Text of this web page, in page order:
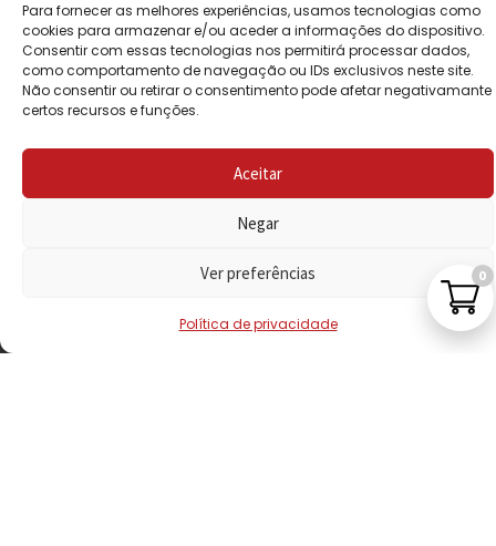
Para fornecer as melhores experiências, usamos tecnologias como
cookies para armazenar e/ou aceder a informações do dispositivo.
Consentir com essas tecnologias nos permitirá processar dados,
como comportamento de navegação ou IDs exclusivos neste site.
Não consentir ou retirar o consentimento pode afetar negativamante
certos recursos e funções.
Aceitar
Negar
Ver preferências
Política de privacidade
POLÍTICA DE
PRIVACIDADE
POLÍTICA DE
REEMBOLSO
LIVRO DE
0